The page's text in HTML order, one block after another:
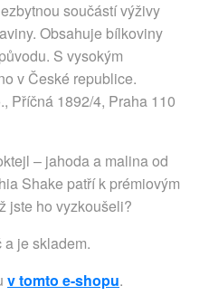
součástí výživy
Obsahuje bílkoviny
S vysokým
v České republice.
Příčná 1892/4, Praha 110
– jahoda a malina od
Shake patří k prémiovým
jste ho vyzkoušeli?
je skladem.
v tomto e-shopu.